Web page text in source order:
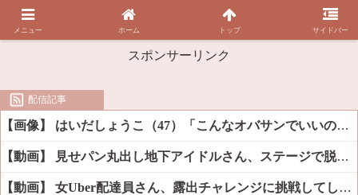
スポンサーリンク
配信記事
【画像】 はいだしょうこ（47）「こんなオバサンでいいの…？」
【動画】 見せパン丸出し地下アイドルさん、ステージで脱いでしまう
【動画】 女Uber配達員さん、露出チャレンジに挑戦してしまうｗｗｗｗ
メニュー ホーム トップ サイドバー